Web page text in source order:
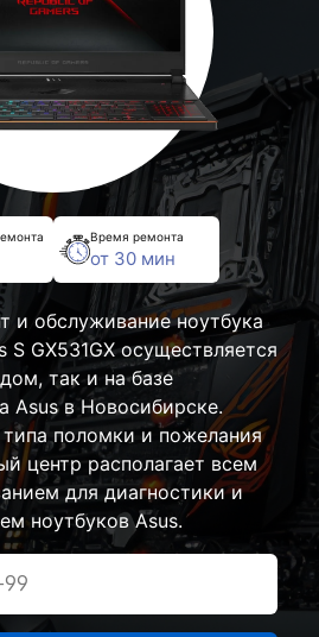
Время ремонта
от 30 мин
и обслуживание ноутбука
S GX531GX осуществляется
так и на базе
Asus в Новосибирске.
поломки и пожелания
центр располагает всем
для диагностики и
ноутбуков Asus.